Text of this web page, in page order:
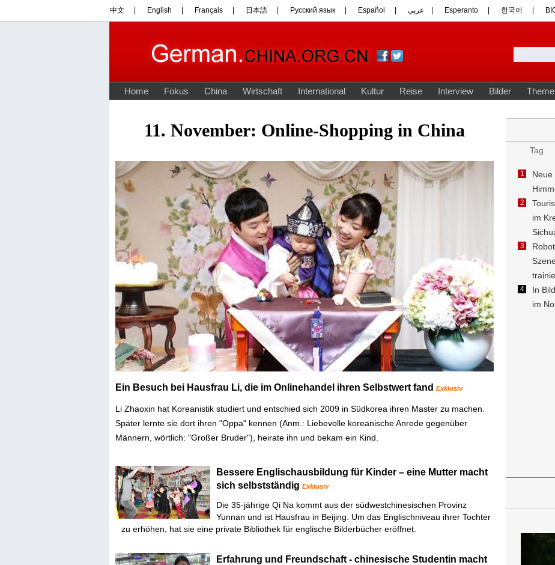
11. November: Online-Shopping in China
Ein Besuch bei Hausfrau Li, die im Onlinehandel ihren Selbstwert fand Exklusiv
Li Zhaoxin hat Koreanistik studiert und entschied sich 2009 in Südkorea ihren Master zu machen.
Später lernte sie dort ihren "Oppa" kennen (Anm.: Liebevolle koreanische Anrede gegenüber
Männern, wörtlich: "Großer Bruder"), heirate ihn und bekam ein Kind.
Bessere Englischausbildung für Kinder – eine Mutter macht
sich selbstständig Exklusiv
Die 35-jährige Qi Na kommt aus der südwestchinesischen Provinz
Yunnan und ist Hausfrau in Beijing. Um das Englischniveau ihrer Tochter
zu erhöhen, hat sie eine private Bibliothek für englische Bilderbücher eröffnet.
Erfahrung und Freundschaft - chinesische Studentin macht